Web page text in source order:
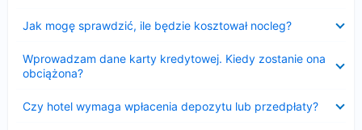
Jak mogę sprawdzić, ile będzie kosztował nocleg?
Wprowadzam dane karty kredytowej. Kiedy zostanie ona
obciążona?
Czy hotel wymaga wpłacenia depozytu lub przedpłaty?